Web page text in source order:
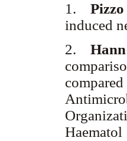
1. Pizzo
induced
2.